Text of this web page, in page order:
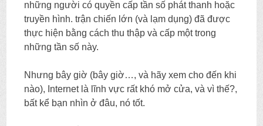
những người có quyền cấp tần số phát thanh hoặc
truyền hình. trận chiến lớn (và lạm dụng) đã được
thực hiện bằng cách thu thập và cấp một trong
những tần số này.
Nhưng bây giờ (bây giờ…, và hãy xem cho đến khi
nào), Internet là lĩnh vực rất khó mở cửa, và vì thế?,
bất kể bạn nhìn ở đâu, nó tốt.